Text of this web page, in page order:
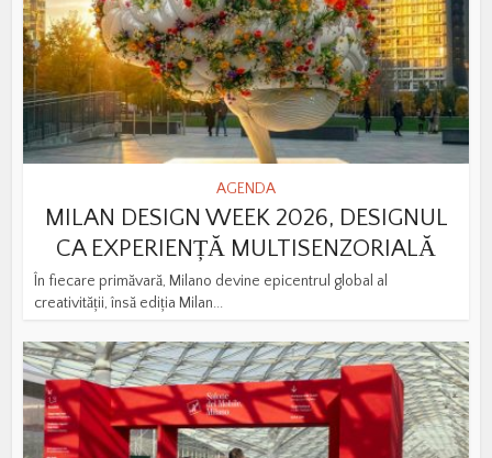
AGENDA
MILAN DESIGN WEEK 2026, DESIGNUL
CA EXPERIENȚĂ MULTISENZORIALĂ
În fiecare primăvară, Milano devine epicentrul global al
creativității, însă ediția Milan...